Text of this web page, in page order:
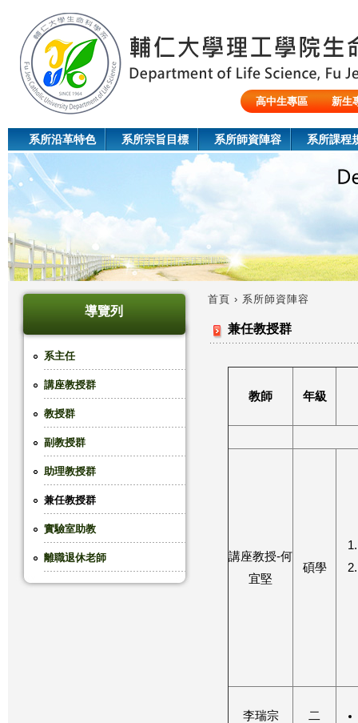
高中生專區
新生
系所沿革特色 系所宗旨目標 系所師資陣容 系所課程
導覽列
系主任
講座教授群
教授群
副教授群
助理教授群
兼任教授群
實驗室助教
離職退休老師
您
首頁 › 系所師資陣容
兼任教授群
教師 年級
講座教授-何
宜堅
碩學
李瑞宗 二